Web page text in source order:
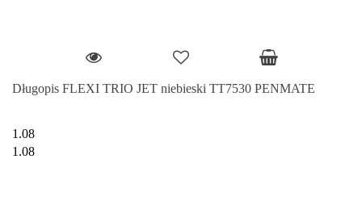
Długopis FLEXI TRIO JET niebieski TT7530 PENMATE
1.08
1.08